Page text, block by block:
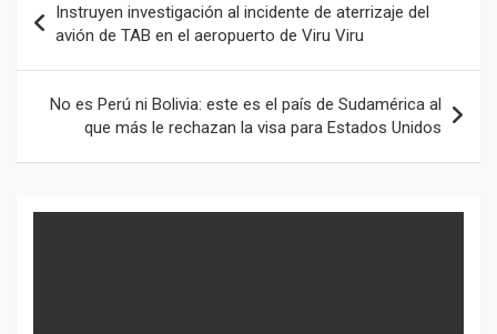
de
entradas
Instruyen investigación al incidente de aterrizaje del
avión de TAB en el aeropuerto de Viru Viru
No es Perú ni Bolivia: este es el país de Sudamérica al
que más le rechazan la visa para Estados Unidos